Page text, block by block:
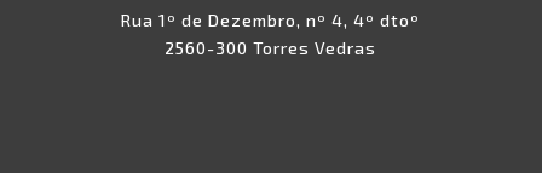
Rua 1º de Dezembro, nº 4, 4º dtoº
2560-300 Torres Vedras